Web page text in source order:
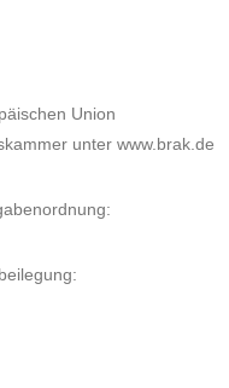
Union
unter www.brak.de